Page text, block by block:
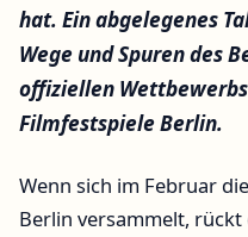
hat. Ein abgelegenes
Wege und Spuren des
offiziellen
Filmfestspiele Berlin.
Wenn sich im Februar
Berlin versammelt,